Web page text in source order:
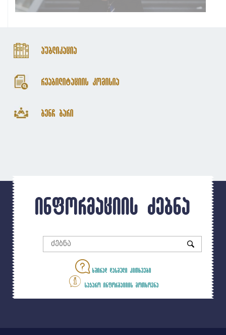
პუბლიკაცია
რეაბილიტაციის კომისია
ბენჩ ბარი
ინფორმაციის ძებნა
ხშირად დასმული კითხვები
საჯარო ინფორმაციის მოთხოვნა